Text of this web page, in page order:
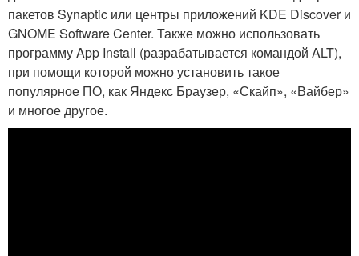
пакетов Synaptic или центры приложений KDE Discover и
GNOME Software Center. Также можно использовать
программу App Install (разрабатывается командой ALT),
при помощи которой можно установить такое
популярное ПО, как Яндекс Браузер, «Скайп», «Вайбер»
и многое другое.